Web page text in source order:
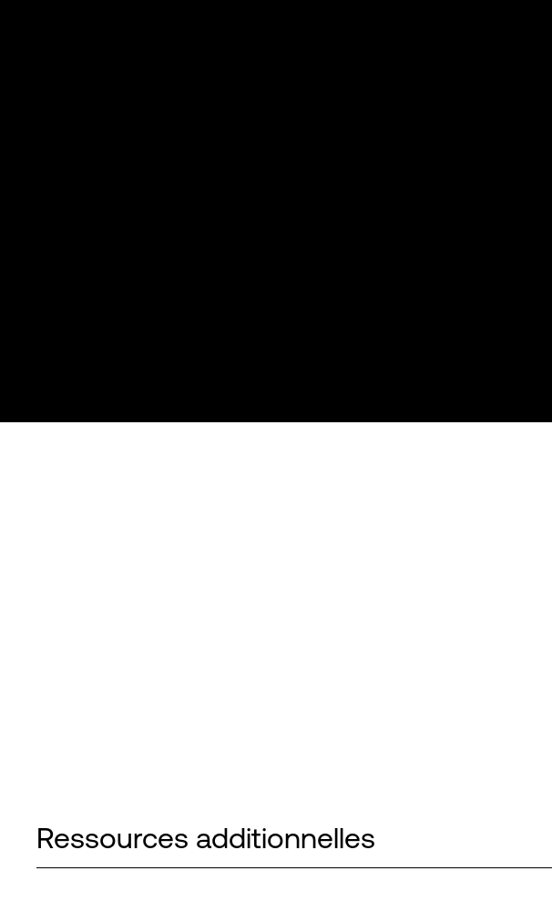
Ressources additionnelles